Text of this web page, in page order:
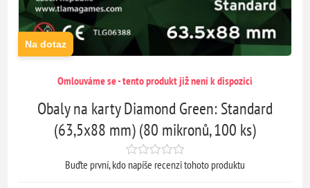
Na dotaz
Omlouváme se - tento produkt již není k dispozici
Obaly na karty Diamond Green: Standard
(63,5x88 mm) (80 mikronů, 100 ks)
Buďte první, kdo napíše recenzi tohoto produktu